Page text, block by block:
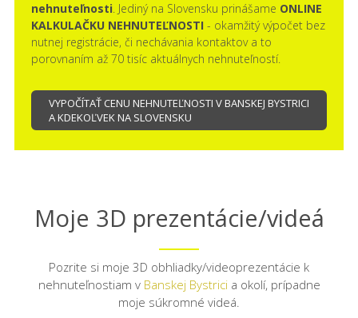
nehnuteľnosti. Jediný na Slovensku prinášame ONLINE
KALKULAČKU NEHNUTEĽNOSTI - okamžitý výpočet bez
nutnej registrácie, či nechávania kontaktov a to
porovnaním až 70 tisíc aktuálnych nehnuteľností.
VYPOČÍTAŤ CENU NEHNUTEĽNOSTI V BANSKEJ BYSTRICI
A KDEKOĽVEK NA SLOVENSKU
Moje 3D prezentácie/videá
Pozrite si moje 3D obhliadky/videoprezentácie k
nehnuteľnostiam v Banskej Bystrici a okolí, prípadne
moje súkromné videá.